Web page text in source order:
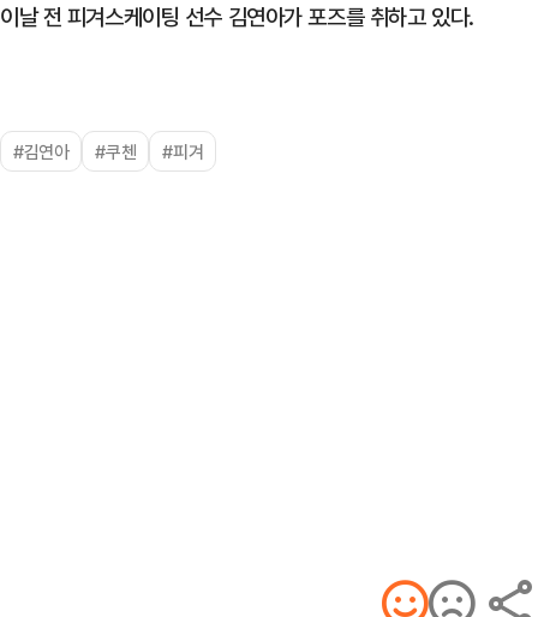
이날 전 피겨스케이팅 선수 김연아가 포즈를 취하고 있다.
#김연아 #쿠첸 #피겨